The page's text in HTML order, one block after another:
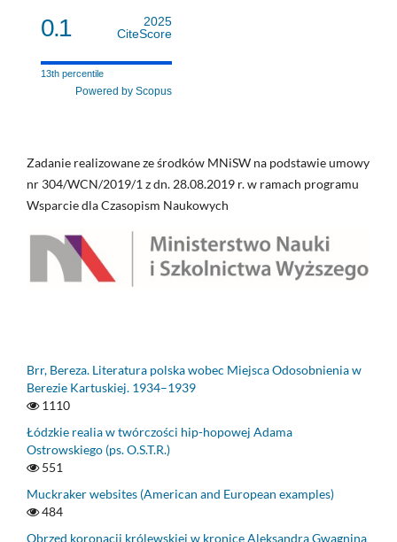
0.1
2025
CiteScore
13th percentile
Powered by Scopus
Zadanie realizowane ze środków MNiSW na podstawie umowy
nr 304/WCN/2019/1 z dn. 28.08.2019 r. w ramach programu
Wsparcie dla Czasopism Naukowych
Brr, Bereza. Literatura polska wobec Miejsca Odosobnienia w
Berezie Kartuskiej. 1934–1939
1110
Łódzkie realia w twórczości hip-hopowej Adama
Ostrowskiego (ps. O.S.T.R.)
551
Muckraker websites (American and European examples)
484
Obrzęd koronacji królewskiej w kronice Aleksandra Gwagnina